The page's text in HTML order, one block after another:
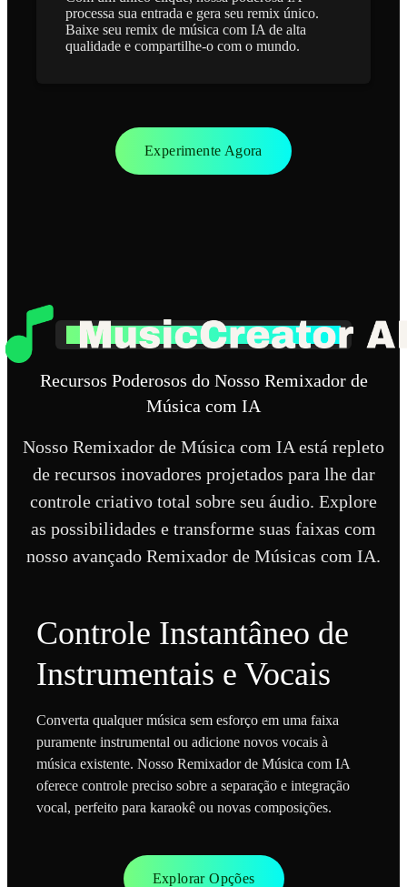
processa sua entrada e gera seu remix único.
Baixe seu remix de música com IA de alta
qualidade e compartilhe-o com o mundo.
Experimente Agora
Principais Recursos do Remixador de Música com IA
Recursos Poderosos do Nosso Remixador de
Música com IA
Nosso Remixador de Música com IA está repleto
de recursos inovadores projetados para lhe dar
controle criativo total sobre seu áudio. Explore
as possibilidades e transforme suas faixas com
nosso avançado Remixador de Músicas com IA.
Controle Instantâneo de
Instrumentais e Vocais
Converta qualquer música sem esforço em uma faixa
puramente instrumental ou adicione novos vocais à
música existente. Nosso Remixador de Música com IA
oferece controle preciso sobre a separação e integração
vocal, perfeito para karaokê ou novas composições.
Explorar Opções